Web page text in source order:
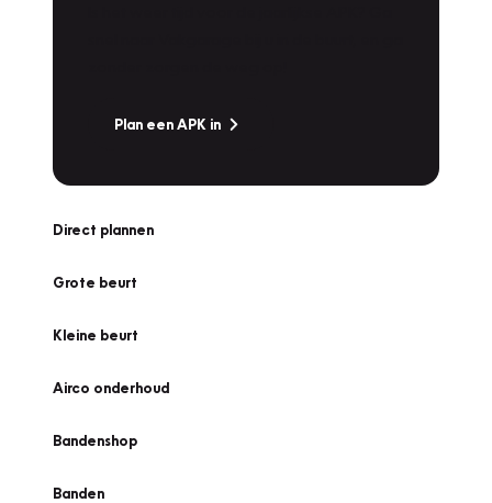
Plan een APK in
Direct plannen
Grote beurt
Kleine beurt
Airco onderhoud
Bandenshop
Banden